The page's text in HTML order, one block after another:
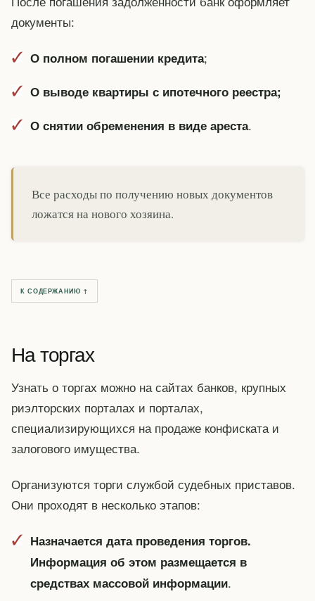
документы:
О полном погашении кредита;
О выводе квартиры с ипотечного реестра;
О снятии обременения в виде ареста.
Все расходы по получению новых документов
ложатся на нового хозяина.
К СОДЕРЖАНИЮ ↑
На торгах
Узнать о торгах можно на сайтах банков, крупных
риэлторских порталах и порталах,
специализирующихся на продаже конфиската и
залогового имущества.
Организуются торги службой судебных приставов.
Они проходят в несколько этапов:
Назначается дата проведения торгов.
Информация об этом размещается в
средствах массовой информации.